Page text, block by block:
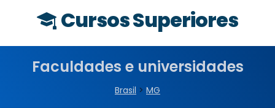
Cursos Superiores
Faculdades e universidades
Brasil > MG